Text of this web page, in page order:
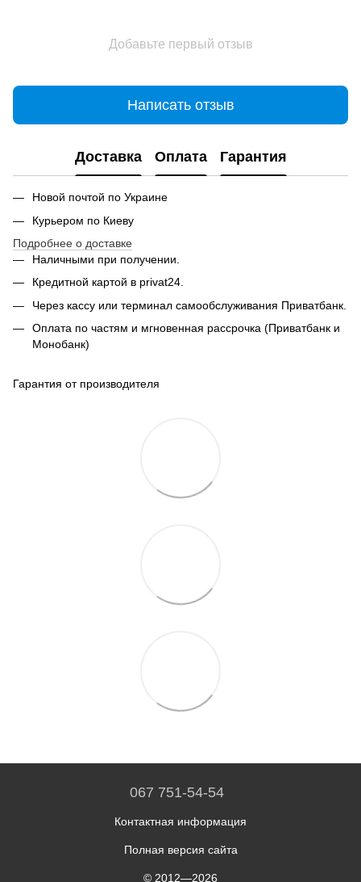
Добавьте первый отзыв
Написать отзыв
Доставка Оплата Гарантия
Новой почтой по Украине
Курьером по Киеву
Подробнее о доставке
Наличными при получении.
Кредитной картой в privat24.
Через кассу или терминал самообслуживания Приватбанк.
Оплата по частям и мгновенная рассрочка (Приватбанк и
Монобанк)
Гарантия от производителя
067 751-54-54
Контактная информация
Полная версия сайта
© 2012—2026